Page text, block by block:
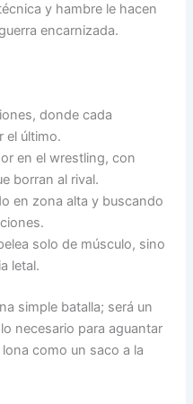
y hambre le hacen
encarnizada.
donde cada
el último.
en el wrestling, con
borran al rival.
en zona alta y buscando
solo de músculo, sino
letal.
simple batalla; será un
necesario para aguantar
como un saco a la